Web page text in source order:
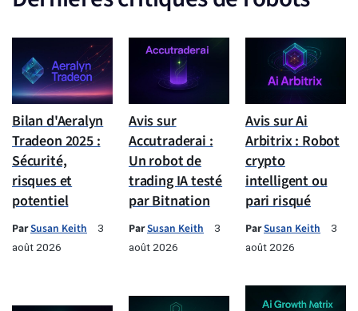
Bilan d'Aeralyn
Tradeon 2025 :
Sécurité,
risques et
potentiel
ParSusan Keith
3
août 2026
Avis sur
Accutraderai :
Un robot de
trading IA testé
par Bitnation
ParSusan Keith
3
août 2026
Avis sur Ai
Arbitrix : Robot
crypto
intelligent ou
pari risqué
ParSusan Keith
3
août 2026